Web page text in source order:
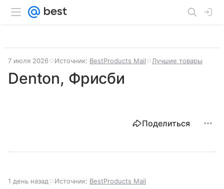
7 июля 2026 Источник: BestProducts Mail Лучшие товары
Denton, Фрисби
Поделиться
1 день назад Источник: BestProducts Mail